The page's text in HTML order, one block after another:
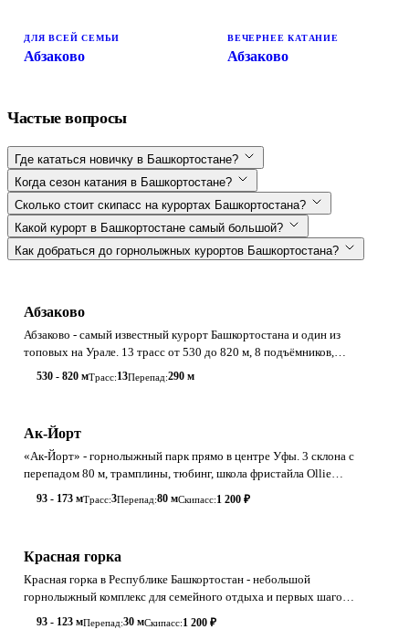
ДЛЯ ВСЕЙ СЕМЬИ
Абзаково
ВЕЧЕРНЕЕ КАТАНИЕ
Абзаково
Частые вопросы
Где кататься новичку в Башкортостане?
Когда сезон катания в Башкортостане?
Сколько стоит скипасс на курортах Башкортостана?
Какой курорт в Башкортостане самый большой?
Как добраться до горнолыжных курортов Башкортостана?
Абзаково
Абзаково - самый известный курорт Башкортостана и один из
топовых на Урале. 13 трасс от 530 до 820 м, 8 подъёмников,
развитая инфраструктура
530 - 820 мТрасс:13Перепад:290 м
Ак-Йорт
«Ак-Йорт» - горнолыжный парк прямо в центре Уфы. 3 склона с
перепадом 80 м, трамплины, тюбинг, школа фристайла Ollie
Snowboard School с круг
93 - 173 мТрасс:3Перепад:80 мСкипасс:1 200 ₽
Красная горка
Красная горка в Республике Башкортостан - небольшой
горнолыжный комплекс для семейного отдыха и первых шагов
на снегу. Перепад 30 м, трассы
93 - 123 мПерепад:30 мСкипасс:1 200 ₽